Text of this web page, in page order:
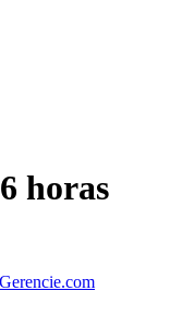
horas
Gerencie.com